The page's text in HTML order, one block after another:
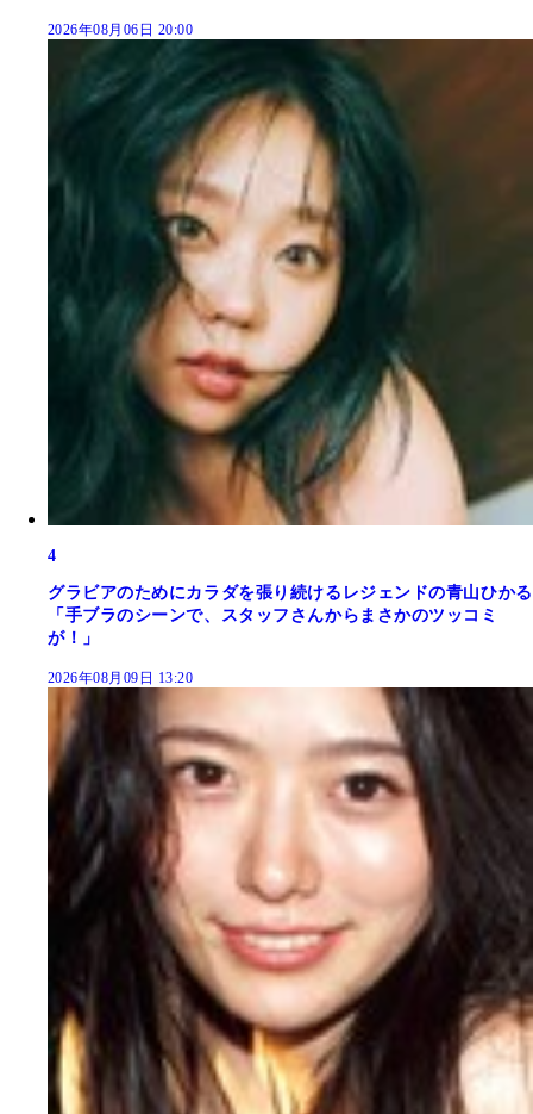
2026年08月06日 20:00
4
グラビアのためにカラダを張り続けるレジェンドの青山ひかる
「手ブラのシーンで、スタッフさんからまさかのツッコミ
が！」
2026年08月09日 13:20